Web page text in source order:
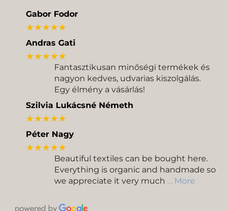
Gabor Fodor
★★★★★
Andras Gati
★★★★★
Fantasztikusan minőségi termékek és
nagyon kedves, udvarias kiszolgálás.
Egy élmény a vásárlás!
Szilvia Lukácsné Németh
★★★★★
Péter Nagy
★★★★★
Beautiful textiles can be bought here.
Everything is organic and handmade so
we appreciate it very much … More